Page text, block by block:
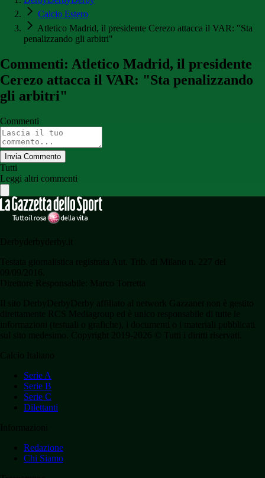
Calcio Estero
Atletico Madrid, il presidente Cerezo attacca il VAR: "Sta
penalizzando gli arbitri"
Commenti: Atletico Madrid, il presidente
Cerezo attacca il VAR: "Sta penalizzando
gli arbitri"
Commenti
Invia Commento
Tutti
Leggi altri commenti
Serie A
Serie B
Serie C
Dilettanti
Redazione
Chi Siamo